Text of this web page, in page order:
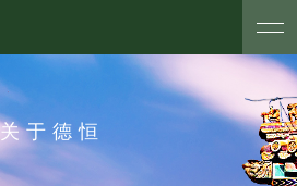
关于德恒